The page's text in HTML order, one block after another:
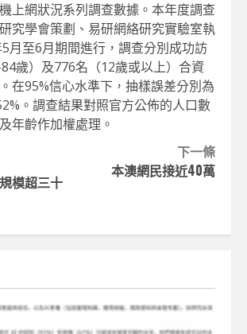
上網狀況系列調查數據。本年度調查
究學會策劃、易研網絡研究實驗室執
月至6月期間進行，調查分別成功訪
歲）及776名（12歲或以上）合資
在95%信心水準下，抽樣誤差分別為
。調查結果對照官方公佈的人口數
年齡作加權處理。
下一條
本澳網民接近40萬
模超三十